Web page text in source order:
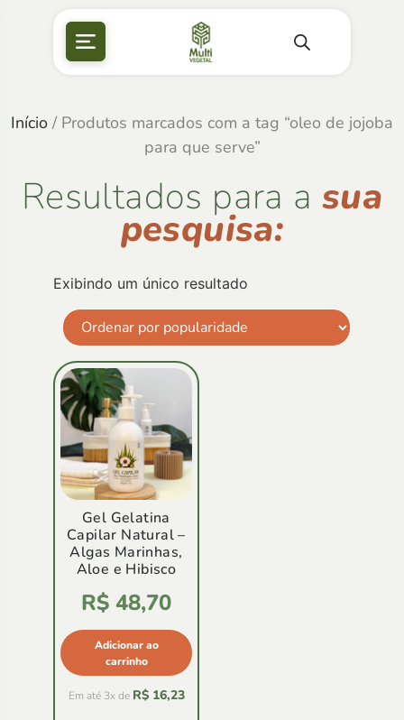
Início / Produtos marcados com a tag “oleo de jojoba
para que serve”
Resultados para a sua
pesquisa:
Exibindo um único resultado
Gel Gelatina
Capilar Natural –
Algas Marinhas,
Aloe e Hibisco
4.92
5
R$ 48,70
Adicionar ao
carrinho
Em até 3x de R$16,23